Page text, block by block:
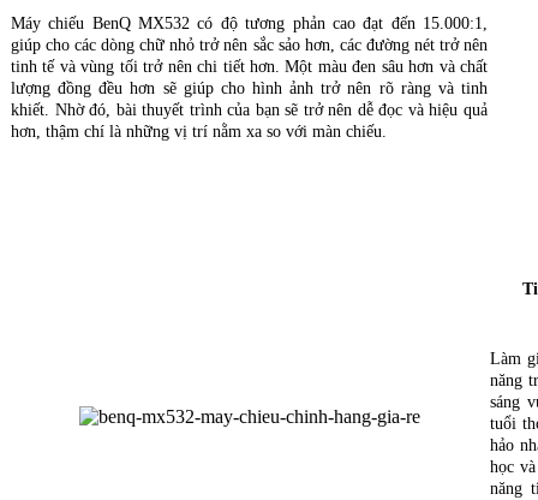
Máy chiếu BenQ MX532 có độ tương phản cao đạt đến 15.000:1,
giúp cho các dòng chữ nhỏ trở nên sắc sảo hơn, các đường nét trở nên
tinh tế và vùng tối trở nên chi tiết hơn. Một màu đen sâu hơn và chất
lượng đồng đều hơn sẽ giúp cho hình ảnh trở nên rõ ràng và tinh
khiết. Nhờ đó, bài thuyết trình của bạn sẽ trở nên dễ đọc và hiệu quả
hơn, thậm chí là những vị trí nằm xa so với màn chiếu.
Làm
năng
sáng
tuổi
hảo
học
năng